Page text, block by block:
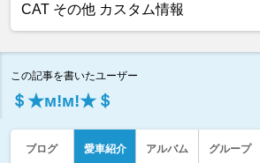
CAT その他 カスタム情報
この記事を書いたユーザー
＄★м!м!★＄
ブログ 愛車紹介 アルバム グループ